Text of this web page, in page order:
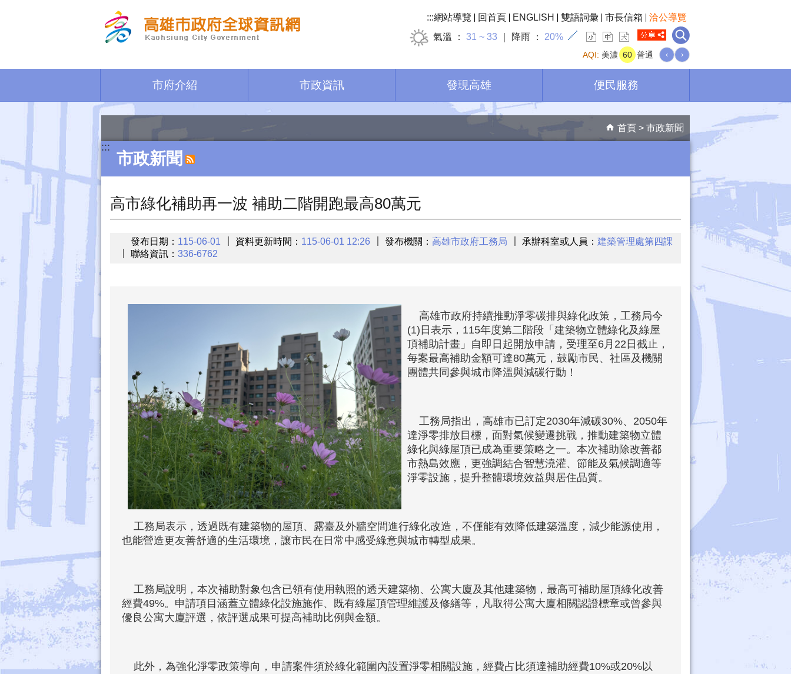
:::網站導覽 回首頁 ENGLISH 雙語詞彙 市長信箱
洽公導覽
氣溫
31 ~ 33 降雨 20%
AQI: 美濃 60 普通 ‹ ›
市府介紹 市政資訊 發現高雄 便民服務
:::
首頁 市政新聞
市政新聞
高市綠化補助再一波 補助二階開跑最高80萬元
發布日期： 115-06-01 資料更新時間： 115-06-01 12:26 發布機關： 高雄市政府工務局 承辦科室或人員： 建築管理處第四課
聯絡資訊： 336-6762
高雄市政府持續推動淨零碳排與綠化政策，工務局今
(1)日表示，115年度第二階段「建築物立體綠化及綠屋
頂補助計畫」自即日起開放申請，受理至6月22日截止，
每案最高補助金額可達80萬元，鼓勵市民、社區及機關
團體共同參與城市降溫與減碳行動！
工務局指出，高雄市已訂定2030年減碳30%、2050年
達淨零排放目標，面對氣候變遷挑戰，推動建築物立體
綠化與綠屋頂已成為重要策略之一。本次補助除改善都
市熱島效應，更強調結合智慧澆灌、節能及氣候調適等
淨零設施，提升整體環境效益與居住品質。
工務局表示，透過既有建築物的屋頂、露臺及外牆空間進行綠化改造，不僅能有效降低建築溫度，減少能源使用，
也能營造更友善舒適的生活環境，讓市民在日常中感受綠意與城市轉型成果。
工務局說明，本次補助對象包含已領有使用執照的透天建築物、公寓大廈及其他建築物，最高可補助屋頂綠化改善
經費49%。申請項目涵蓋立體綠化設施施作、既有綠屋頂管理維護及修繕等，凡取得公寓大廈相關認證標章或曾參與
優良公寓大廈評選，依評選成果可提高補助比例與金額。
此外，為強化淨零政策導向，申請案件須於綠化範圍內設置淨零相關設施，經費占比須達補助經費10%或20%以